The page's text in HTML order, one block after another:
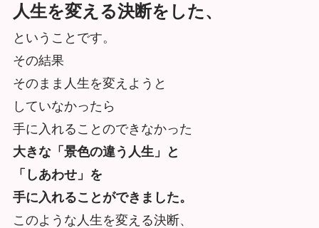
人生を変える決断をした、
ということです。
その結果
そのまま人生を変えようと
していなかったら
手に入れることのできなかった
大きな「景色の違う人生」と
「しあわせ」を
手に入れることができました。
このような人生を変える決断、